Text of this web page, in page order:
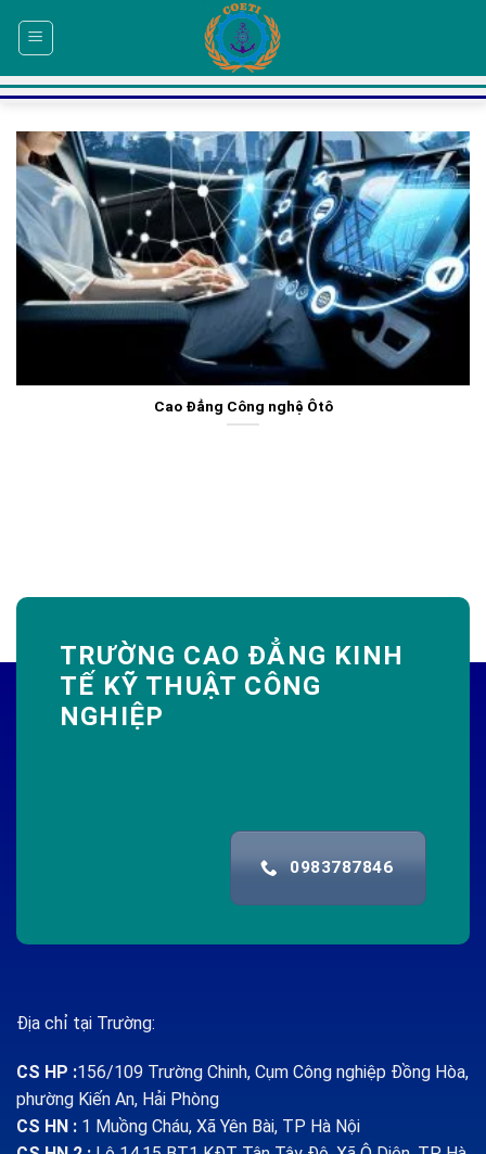
Cao Đẳng Công nghệ Ôtô
TRƯỜNG CAO ĐẲNG KINH
TẾ KỸ THUẬT CÔNG
NGHIỆP
0983787846
Địa chỉ tại Trường:
CS HP :156/109 Trường Chinh, Cụm Công nghiệp Đồng Hòa,
phường Kiến An, Hải Phòng
CS HN : 1 Muồng Cháu, Xã Yên Bài, TP Hà Nội